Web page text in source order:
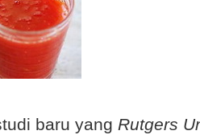
baru yang Rutgers